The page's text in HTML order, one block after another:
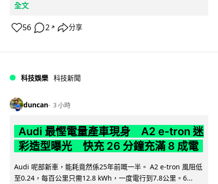
全文
56 2 ↗ 分享
科技娛樂 科技新聞
duncan 3 小時
Audi 最慳電量產車現身 A2 e-tron 迷
彩造型曝光 快充 26 分鐘充滿 8 成電
Audi 呢部新車，能耗竟然係25年前嘅一半。 A2 e-tron 風阻低
至0.24，每百公里只需12.8 kWh，一度電行到7.8公里。6...